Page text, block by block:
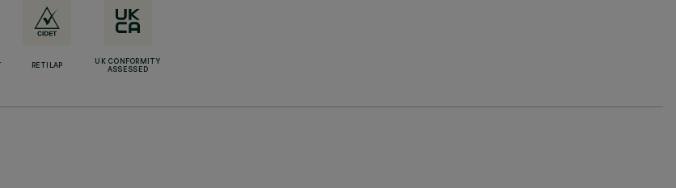
RETILAP
UK CONFORMITY
ASSESSED